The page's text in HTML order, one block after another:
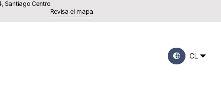
CL
Santiago Centro
Revisa el mapa
alto x 4,7 cm de ancho)
vidrio con tapa de